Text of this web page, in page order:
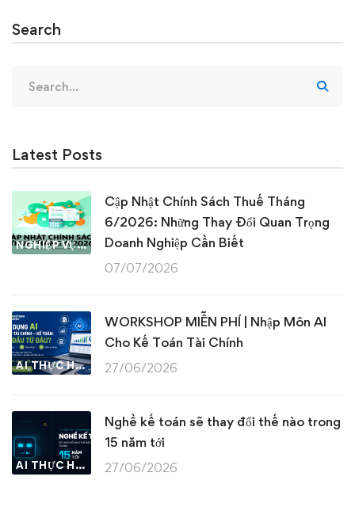
Search
for:
Latest Posts
NGHIỆP VỤ KẾ TOÁN & THUẾ
Cập Nhật Chính Sách Thuế Tháng
6/2026: Những Thay Đổi Quan Trọng
Doanh Nghiệp Cần Biết
07/07/2026
AI THỰC HÀNH
WORKSHOP MIỄN PHÍ | Nhập Môn AI
Cho Kế Toán Tài Chính
27/06/2026
AI THỰC HÀNH
Nghề kế toán sẽ thay đổi thế nào trong
15 năm tới
27/06/2026